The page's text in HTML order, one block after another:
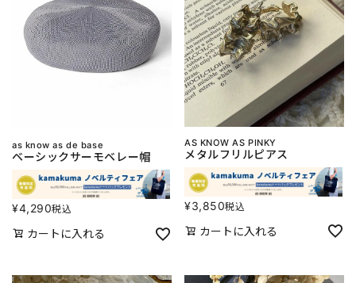
as know as de base
ベーシックサーモベレー帽
¥4,290税込
カートに入れる
AS KNOW AS PINKY
メタルフリルピアス
¥3,850税込
カートに入れる